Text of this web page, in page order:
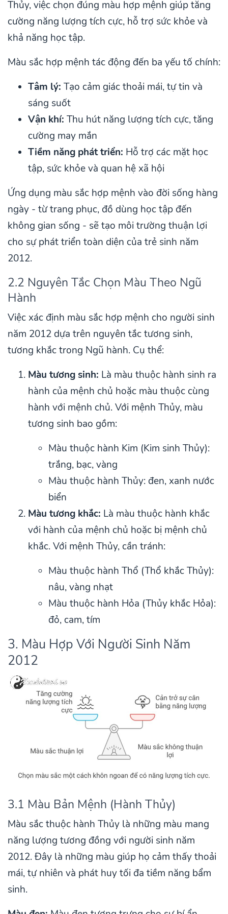
Thủy, việc chọn đúng màu hợp mệnh giúp tăng
cường năng lượng tích cực, hỗ trợ sức khỏe và
khả năng học tập.
Màu sắc hợp mệnh tác động đến ba yếu tố chính:
Tâm lý: Tạo cảm giác thoải mái, tự tin và
sáng suốt
Vận khí: Thu hút năng lượng tích cực, tăng
cường may mắn
Tiềm năng phát triển: Hỗ trợ các mặt học
tập, sức khỏe và quan hệ xã hội
Ứng dụng màu sắc hợp mệnh vào đời sống hàng
ngày - từ trang phục, đồ dùng học tập đến
không gian sống - sẽ tạo môi trường thuận lợi
cho sự phát triển toàn diện của trẻ sinh năm
2012.
2.2 Nguyên Tắc Chọn Màu Theo Ngũ
Hành
Việc xác định màu sắc hợp mệnh cho người sinh
năm 2012 dựa trên nguyên tắc tương sinh,
tương khắc trong Ngũ hành. Cụ thể:
Màu tương sinh: Là màu thuộc hành sinh ra
hành của mệnh chủ hoặc màu thuộc cùng
hành với mệnh chủ. Với mệnh Thủy, màu
tương sinh bao gồm:
Màu thuộc hành Kim (Kim sinh Thủy):
trắng, bạc, vàng
Màu thuộc hành Thủy: đen, xanh nước
biển
Màu tương khắc: Là màu thuộc hành khắc
với hành của mệnh chủ hoặc bị mệnh chủ
khắc. Với mệnh Thủy, cần tránh:
Màu thuộc hành Thổ (Thổ khắc Thủy):
nâu, vàng nhạt
Màu thuộc hành Hỏa (Thủy khắc Hỏa):
đỏ, cam, tím
3. Màu Hợp Với Người Sinh Năm
2012
3.1 Màu Bản Mệnh (Hành Thủy)
Màu sắc thuộc hành Thủy là những màu mang
năng lượng tương đồng với người sinh năm
2012. Đây là những màu giúp họ cảm thấy thoải
mái, tự nhiên và phát huy tối đa tiềm năng bẩm
sinh.